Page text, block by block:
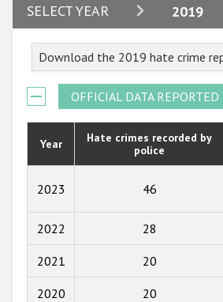
SELECT YEAR 2019
2024
2022
2021
2020
2017
Download the 2019 hate crime
OFFICIAL DATA REPORTED
Year
Hate crimes recorded by
police
2023 46
2022 28
2021 20
2020 20